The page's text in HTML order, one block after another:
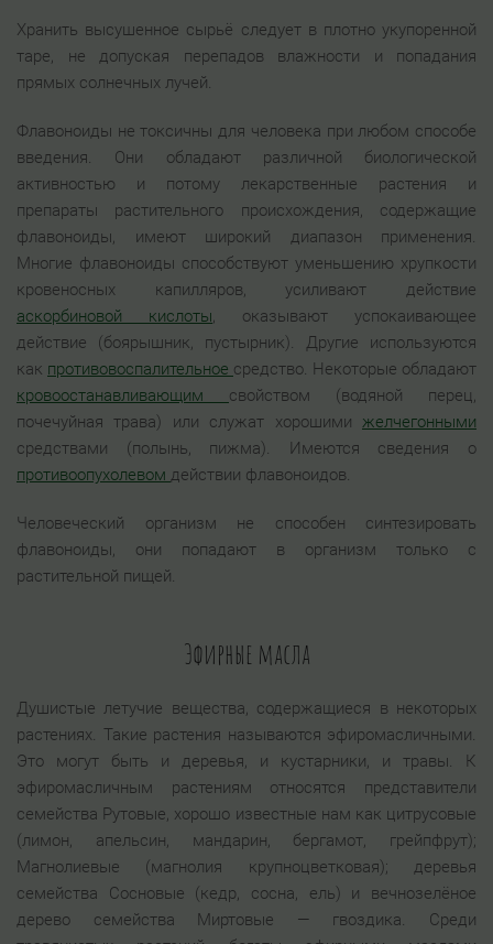
Хранить высушенное сырьё следует в плотно укупоренной
таре, не допуская перепадов влажности и попадания
прямых солнечных лучей.
Флавоноиды не токсичны для человека при любом способе
введения. Они обладают различной биологической
активностью и потому лекарственные растения и
препараты растительного происхождения, содержащие
флавоноиды, имеют широкий диапазон применения.
Многие флавоноиды способствуют уменьшению хрупкости
кровеносных капилляров, усиливают действие
аскорбиновой кислоты, оказывают успокаивающее
действие (боярышник, пустырник). Другие используются
как противовоспалительное средство. Некоторые обладают
кровоостанавливающим свойством (водяной перец,
почечуйная трава) или служат хорошими желчегонными
средствами (полынь, пижма). Имеются сведения о
противоопухолевом действии флавоноидов.
Человеческий организм не способен синтезировать
флавоноиды, они попадают в организм только с
растительной пищей.
Эфирные масла
Душистые летучие вещества, содержащиеся в некоторых
растениях. Такие растения называются эфиромасличными.
Это могут быть и деревья, и кустарники, и травы. К
эфиромасличным растениям относятся представители
семейства Рутовые, хорошо известные нам как цитрусовые
(лимон, апельсин, мандарин, бергамот, грейпфрут);
Магнолиевые (магнолия крупноцветковая); деревья
семейства Сосновые (кедр, сосна, ель) и вечнозелёное
дерево семейства Миртовые — гвоздика. Среди